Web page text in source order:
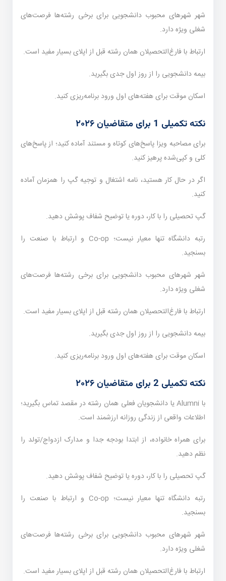
شهر شهرهای محبوب دانشجویی برای برخی رشته‌ها فرصت‌های
شغلی ویژه دارد.
ارتباط با فارغ‌التحصیلان همان رشته قبل از اپلای بسیار مفید است.
بیمه دانشجویی را از روز اول جدی بگیرید.
اسکان موقت برای هفته‌های اول ورود برنامه‌ریزی کنید.
نکته تکمیلی 1 برای متقاضیان ۲۰۲۶
برای مصاحبه ویزا پاسخ‌های کوتاه و مستند آماده کنید؛ از پاسخ‌های
کلی و کپی‌شده پرهیز کنید.
اگر در حال کار هستید، نامه اشتغال و توجیه گپ را همزمان آماده
کنید.
گپ تحصیلی را با کار، دوره یا توضیح شفاف پوشش دهید.
رتبه دانشگاه تنها معیار نیست؛ Co-op و ارتباط با صنعت را
بسنجید.
شهر شهرهای محبوب دانشجویی برای برخی رشته‌ها فرصت‌های
شغلی ویژه دارد.
ارتباط با فارغ‌التحصیلان همان رشته قبل از اپلای بسیار مفید است.
بیمه دانشجویی را از روز اول جدی بگیرید.
اسکان موقت برای هفته‌های اول ورود برنامه‌ریزی کنید.
نکته تکمیلی 2 برای متقاضیان ۲۰۲۶
با Alumni یا دانشجویان فعلی همان رشته در مقصد تماس بگیرید؛
اطلاعات واقعی از زندگی روزانه ارزشمند است.
برای همراه خانواده، از ابتدا بودجه جدا و مدارک ازدواج/تولد را
نظم دهید.
گپ تحصیلی را با کار، دوره یا توضیح شفاف پوشش دهید.
رتبه دانشگاه تنها معیار نیست؛ Co-op و ارتباط با صنعت را
بسنجید.
شهر شهرهای محبوب دانشجویی برای برخی رشته‌ها فرصت‌های
شغلی ویژه دارد.
ارتباط با فارغ‌التحصیلان همان رشته قبل از اپلای بسیار مفید است.